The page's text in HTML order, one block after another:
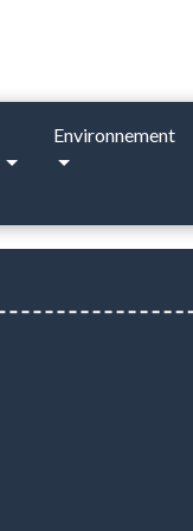
Environnement